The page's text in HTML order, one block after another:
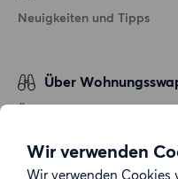
Wir verwenden
Wir verwenden Cookies
Neuigkeiten und Tipps
Über
Über uns